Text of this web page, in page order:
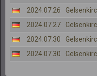
2024.07.26
2024.07.27
2024.07.30
2024.07.30